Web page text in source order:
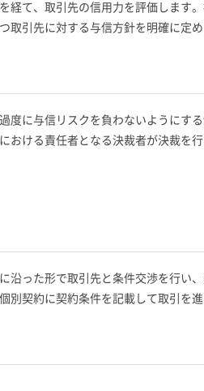
経て、取引先の信用力を評価します
取引先に対する与信方針を明確に定
度に与信リスクを負わないようにす
おける責任者となる決裁者が決裁を
沿った形で取引先と条件交渉を行い
別契約に契約条件を記載して取引を進